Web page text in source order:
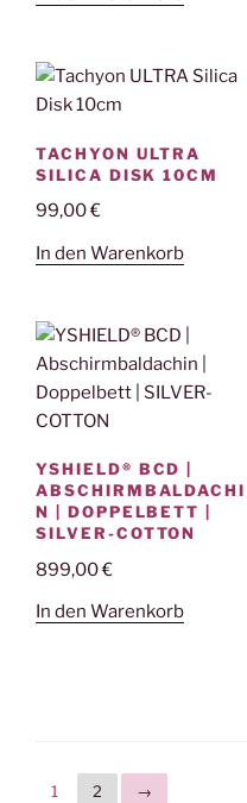
TACHYON ULTRA
SILICA DISK 10CM
99,00€
In den Warenkorb
YSHIELD® BCD |
ABSCHIRMBALDACHI
N | DOPPELBETT |
SILVER-COTTON
899,00€
In den Warenkorb
1 2 →